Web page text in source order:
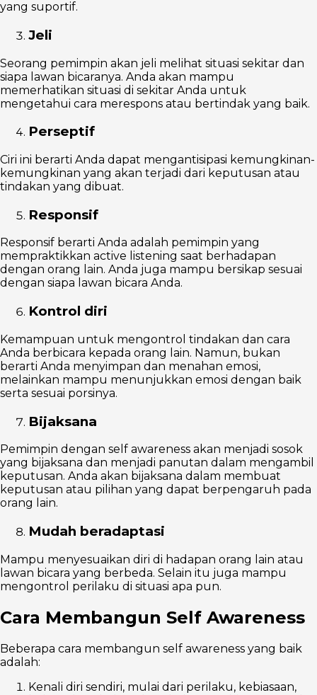
yang suportif.
Jeli
Seorang pemimpin akan jeli melihat situasi sekitar dan
siapa lawan bicaranya. Anda akan mampu
memerhatikan situasi di sekitar Anda untuk
mengetahui cara merespons atau bertindak yang baik.
Perseptif
Ciri ini berarti Anda dapat mengantisipasi kemungkinan-
kemungkinan yang akan terjadi dari keputusan atau
tindakan yang dibuat.
Responsif
Responsif berarti Anda adalah pemimpin yang
mempraktikkan active listening saat berhadapan
dengan orang lain. Anda juga mampu bersikap sesuai
dengan siapa lawan bicara Anda.
Kontrol diri
Kemampuan untuk mengontrol tindakan dan cara
Anda berbicara kepada orang lain. Namun, bukan
berarti Anda menyimpan dan menahan emosi,
melainkan mampu menunjukkan emosi dengan baik
serta sesuai porsinya.
Bijaksana
Pemimpin dengan self awareness akan menjadi sosok
yang bijaksana dan menjadi panutan dalam mengambil
keputusan. Anda akan bijaksana dalam membuat
keputusan atau pilihan yang dapat berpengaruh pada
orang lain.
Mudah beradaptasi
Mampu menyesuaikan diri di hadapan orang lain atau
lawan bicara yang berbeda. Selain itu juga mampu
mengontrol perilaku di situasi apa pun.
Cara Membangun Self Awareness
Beberapa cara membangun self awareness yang baik
adalah:
Kenali diri sendiri, mulai dari perilaku, kebiasaan,